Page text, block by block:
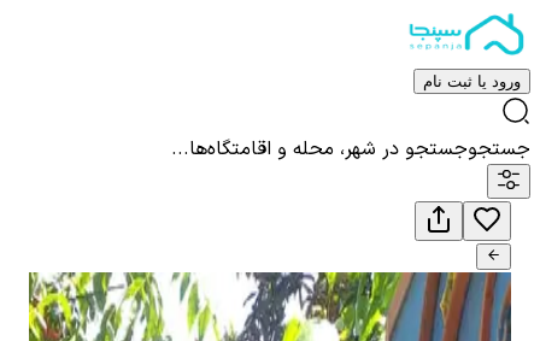
ورود یا ثبت نام
جستجوجستجو در شهر، محله و اقامتگاه‌ها...